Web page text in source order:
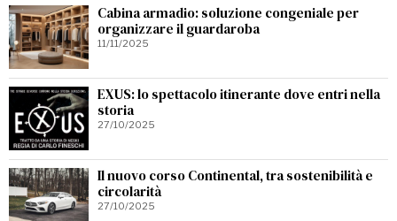
Cabina armadio: soluzione congeniale per
organizzare il guardaroba
11/11/2025
EXUS: lo spettacolo itinerante dove entri nella
storia
27/10/2025
Il nuovo corso Continental, tra sostenibilità e
circolarità
27/10/2025